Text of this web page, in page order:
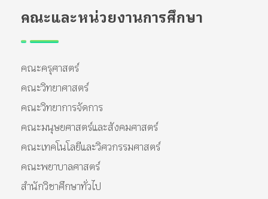
คณะและหน่วยงานการศึกษา
คณะครุศาสตร์
คณะวิทยาศาสตร์
คณะวิทยาการจัดการ
คณะมนุษยศาสตร์และสังคมศาสตร์
คณะเทคโนโลยีและวิศวกรรมศาสตร์
คณะพยาบาลศาสตร์
สำนักวิชาศึกษาทั่วไป